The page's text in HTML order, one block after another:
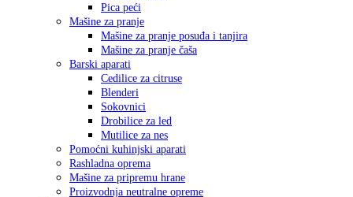
Pica peći
Mašine za pranje
Mašine za pranje posuđa i tanjira
Mašine za pranje čaša
Barski aparati
Cedilice za citruse
Blenderi
Sokovnici
Drobilice za led
Mutilice za nes
Pomoćni kuhinjski aparati
Rashladna oprema
Mašine za pripremu hrane
Proizvodnja neutralne opreme